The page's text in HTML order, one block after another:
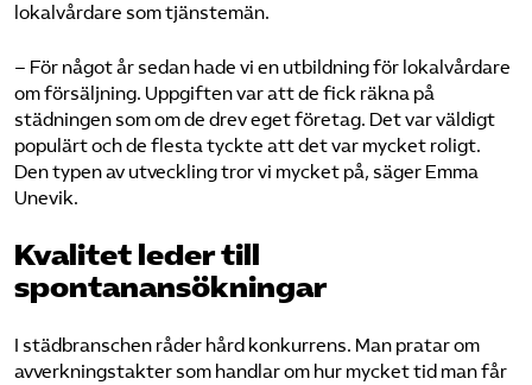
lokalvårdare som tjänstemän.
– För något år sedan hade vi en utbildning för lokalvårdare
om försäljning. Uppgiften var att de fick räkna på
städningen som om de drev eget företag. Det var väldigt
populärt och de flesta tyckte att det var mycket roligt.
Den typen av utveckling tror vi mycket på, säger Emma
Unevik.
Kvalitet leder till
spontanansökningar
I städbranschen råder hård konkurrens. Man pratar om
avverkningstakter som handlar om hur mycket tid man får